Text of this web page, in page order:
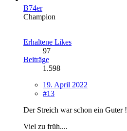
B74er
Champion
Erhaltene Likes
97
Beiträge
1.598
19. April 2022
#13
Der Streich war schon ein Guter !
Viel zu früh....